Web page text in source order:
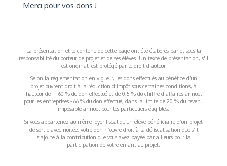
Merci pour vos dons !
La présentation et le contenu de cette page ont été élaborés par et sous la
responsabilité du porteur de projet et de ses élèves. Un texte de présentation, s'il
est original, est protégé par le droit d'auteur
Selon la réglementation en vigueur, les dons effectués au bénéfice d’un
projet ouvrent droit à la réduction d’impôt sous certaines conditions, à
hauteur de : - 60 % du don effectué et de 0,5 % du chiffre d’affaires annuel
pour les entreprises - 66 % du don effectué, dans la limite de 20 % du revenu
imposable annuel pour les particuliers éligibles.
Si vous appartenez au même foyer fiscal qu’un élève bénéficiaire d’un projet
de sortie avec nuitée, votre don n’ouvre droit à la défiscalisation que s’il
s’ajoute à la contribution que vous avez payée par ailleurs pour la
participation de votre enfant au projet.